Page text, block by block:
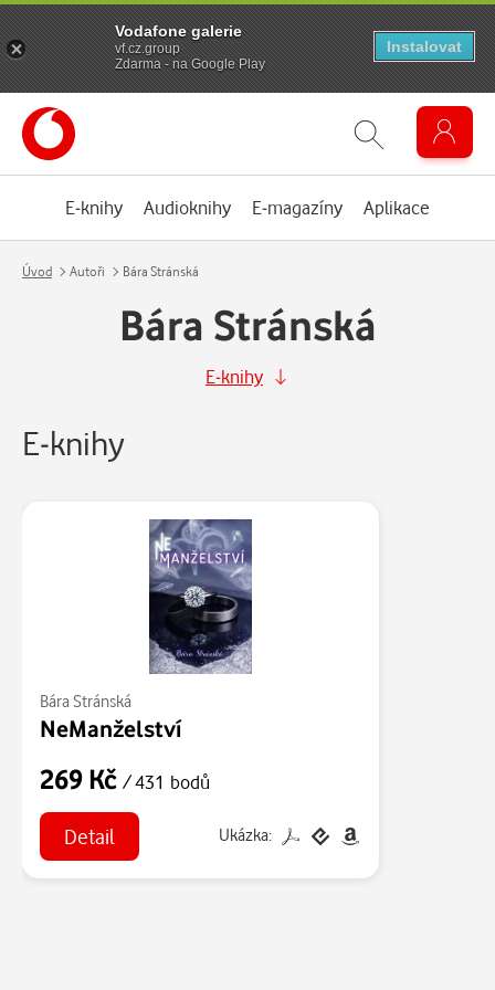
E-knihy Audioknihy E-magazíny Aplikace
Úvod Autoři Bára Stránská
Bára Stránská
E-knihy
E-knihy
Bára Stránská
NeManželství
269 Kč / 431 bodů
Detail Ukázka:
Vodafone galerie
vf.cz.group
Zdarma - na Google Play
Instalovat